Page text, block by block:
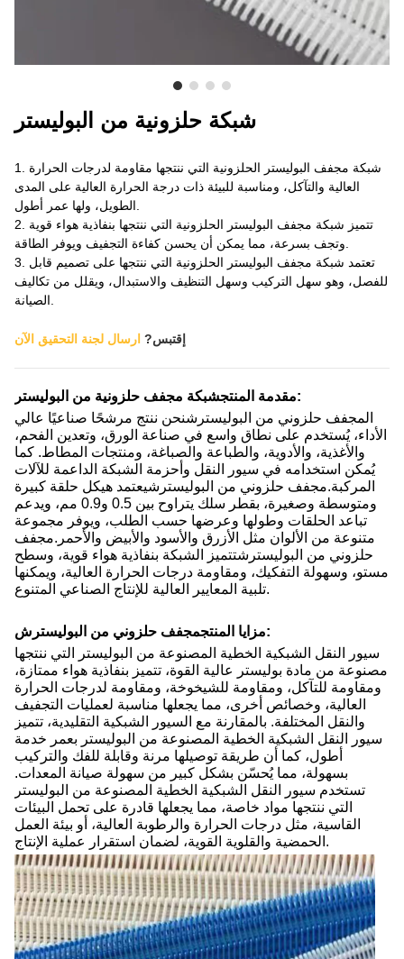
شبكة حلزونية من البوليستر
1. شبكة مجفف البوليستر الحلزونية التي ننتجها مقاومة لدرجات الحرارة
العالية والتآكل، ومناسبة للبيئة ذات درجة الحرارة العالية على المدى
2. تتميز شبكة مجفف البوليستر الحلزونية التي ننتجها بنفاذية هواء قوية
3. تعتمد شبكة مجفف البوليستر الحلزونية التي ننتجها على تصميم قابل
للفصل، وهو سهل التركيب وسهل التنظيف والاستبدال، ويقلل من تكاليف
إقتبس? ارسال لجنة التحقيق الآن
مقدمة المنتجشبكة مجفف حلزونية من البوليستر
:
المجفف حلزوني من البوليستر شنحن ننتج مرشحًا صناعيًا عالي
الأداء، يُستخدم على نطاق واسع في صناعة الورق، وتعدين الفحم،
والأغذية، والأدوية، والطباعة والصباغة، ومنتجات المطاط. كما
يُمكن استخدامه في سيور النقل وأحزمة الشبكة الداعمة للآلات
المركبة.مجفف حلزوني من البوليستر شيعتمد هيكل حلقة كبيرة
ومتوسطة وصغيرة، بقطر سلك يتراوح بين 0.5 و0.9 مم، ويدعم
تباعد الحلقات وطولها وعرضها حسب الطلب، ويوفر مجموعة
متنوعة من الألوان مثل الأزرق والأسود والأبيض والأحمر.مجفف
حلزوني من البوليستر شتتميز الشبكة بنفاذية هواء قوية، وسطح
مستو، وسهولة التفكيك، ومقاومة درجات الحرارة العالية، ويمكنها
تلبية المعايير العالية للإنتاج الصناعي المتنوع.
مزايا المنتجمجفف حلزوني من البوليستر ش
:
سيور النقل الشبكية الخطية المصنوعة من البوليستر التي ننتجها
مصنوعة من مادة بوليستر عالية القوة، تتميز بنفاذية هواء ممتازة،
ومقاومة للتآكل، ومقاومة للشيخوخة، ومقاومة لدرجات الحرارة
العالية، وخصائص أخرى، مما يجعلها مناسبة لعمليات التجفيف
والنقل المختلفة. بالمقارنة مع السيور الشبكية التقليدية، تتميز
سيور النقل الشبكية الخطية المصنوعة من البوليستر بعمر خدمة
أطول، كما أن طريقة توصيلها مرنة وقابلة للفك والتركيب
بسهولة، مما يُحسّن بشكل كبير من سهولة صيانة المعدات.
تستخدم سيور النقل الشبكية الخطية المصنوعة من البوليستر
التي ننتجها مواد خاصة، مما يجعلها قادرة على تحمل البيئات
القاسية، مثل درجات الحرارة والرطوبة العالية، أو بيئة العمل
الحمضية والقلوية القوية، لضمان استقرار عملية الإنتاج.